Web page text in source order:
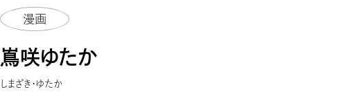
漫画
嶌咲ゆたか
しまざき・ゆたか